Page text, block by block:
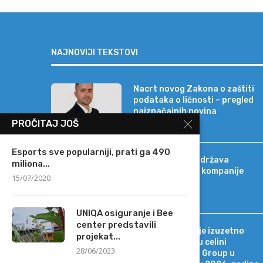
NAJNOVIJI TEKSTOVI
Nacrt novog Zakona o zaštiti
podataka o ličnosti – pregled
najznačajnih novina
Banca Intesa podržava
strateški razvoj kompanije
Tržišno okruženje izuzetno
promenljivo, ali u celini
povoljno za MOL Group u
PROČITAJ JOŠ
Esports sve popularniji, prati ga 490
miliona...
15/07/2020
UNIQA osiguranje i Bee
center predstavili
projekat...
28/06/2023